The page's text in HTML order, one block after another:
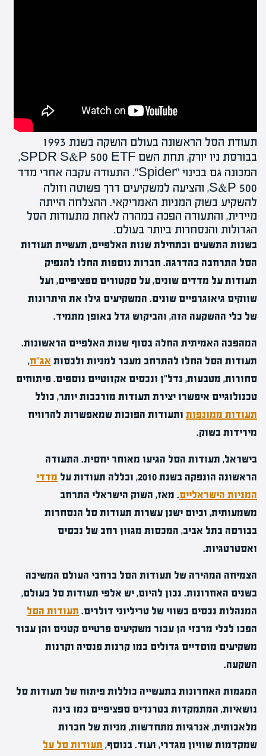
תעודת הסל הראשונה בעולם הושקה בשנת 1993
בבורסת ניו יורק, תחת השם SPDR
S&P 500
ETF,
המכונה גם בכינוי "Spider". התעודה עקבה אחרי
מדד
S&P 500, והציעה למשקיעים דרך פשוטה וזולה
להשקיע בשוק המניות האמריקאי. ההצלחה הייתה
מיידית, והתעודה הפכה במהרה לאחת מתעודות הסל
הגדולות והנסחרות ביותר בעולם.
בשנות התשעים ובתחילת שנות האלפיים, תעשיית תעודות
הסל התרחבה בהדרגה. חברות נוספות החלו להנפיק
תעודות על מדדים שונים, על סקטורים ספציפיים, ועל
שווקים גיאוגרפיים שונים. המשקיעים גילו את היתרונות
של כלי ההשקעה הזה, והביקוש גדל באופן מתמיד.
המהפכה האמיתית החלה בסוף שנות האלפיים הראשונות.
תעודות הסל החלו להתרחב מעבר למניות ולכסות אג"ח,
סחורות, מטבעות, נדל"ן ונכסים אקזוטיים נוספים. פיתוחים
טכנולוגיים איפשרו יצירת תעודות מורכבות יותר, כולל
תעודות ממונפות ותעודות הפוכות שמאפשרות להרוויח
מירידות בשוק.
בישראל, תעודות הסל הגיעו מאוחר יחסית. התעודה
הראשונה הונפקה בשנת 2010, וכללה תעודות על
מדדי
המניות הישראליים. מאז, השוק הישראלי התרחב
משמעותית, וכיום ישנן עשרות תעודות סל הנסחרות
בבורסה בתל אביב, המכסות מגוון רחב של נכסים
ואסטרטגיות.
הצמיחה המהירה של תעודות הסל ברחבי העולם המשיכה
בשנים האחרונות. נכון להיום, יש אלפי תעודות סל בעולם,
המנהלות נכסים בשווי של טריליוני דולרים. תעודות הסל
הפכו לכלי מרכזי הן עבור משקיעים פרטיים קטנים והן עבור
משקיעים מוסדיים גדולים כמו קרנות פנסיה וקרנות
השקעה.
המגמות האחרונות בתעשייה כוללות פיתוח של תעודות סל
נושאיות, המתמקדות בטרנדים ספציפיים כמו בינה
מלאכותית, אנרגיות מתחדשות, מניות של חברות
שמקדמות שוויון מגדרי, ועוד. בנוסף, תעודות סל על